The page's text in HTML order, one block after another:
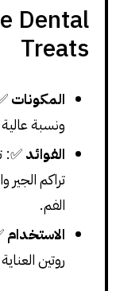
Dental
Treats
المكونات
ونسبة
الفوائد✅:
تراكم الجير
الفم.
الاستخدام
روتين